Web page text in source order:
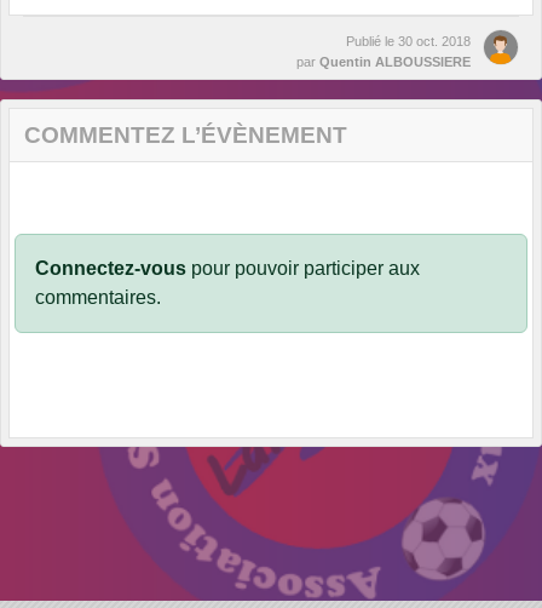
Publié le 30 oct. 2018
par Quentin ALBOUSSIERE
COMMENTEZ L’ÉVÈNEMENT
Connectez-vous pour pouvoir participer aux
commentaires.